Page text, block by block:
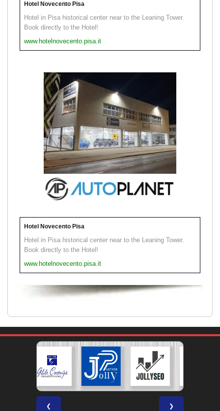
Hotel Novecento Pisa
Hotel in Pisa historical center near to the Leaning Tower.
Book directly to the Hotel!
www.hotelnovecento.pisa.it
Hotel Novecento Pisa
Hotel in Pisa historical center near to the Leaning Tower.
Book directly to the Hotel!
www.hotelnovecento.pisa.it
❮ ❯